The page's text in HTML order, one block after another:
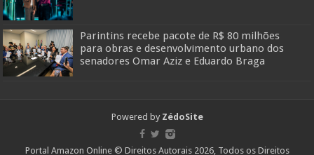
Parintins recebe pacote de R$ 80 milhões
para obras e desenvolvimento urbano dos
senadores Omar Aziz e Eduardo Braga
Powered by ZédoSite
Portal Amazon Online © Direitos Autorais 2026, Todos os Direitos